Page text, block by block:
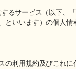
るサービス（以下、
いいます）の個人
利用規約及びこれ